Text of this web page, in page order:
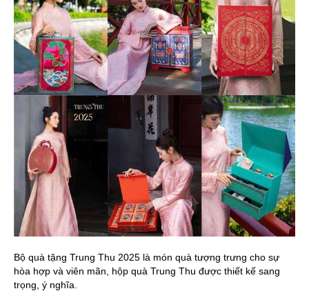
Bộ quà tặng Trung Thu 2025 là món quà tượng trưng cho sự
hòa hợp và viên mãn, hộp quà Trung Thu được thiết kế sang
trọng, ý nghĩa.